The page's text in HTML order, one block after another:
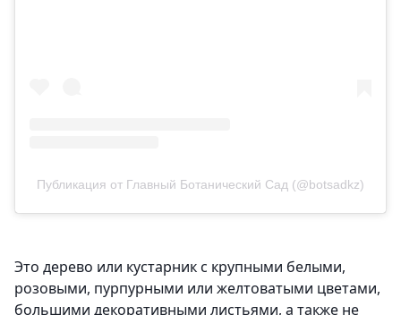
Публикация от Главный Ботанический Сад (@botsadkz)
Это дерево или кустарник с крупными белыми,
розовыми, пурпурными или желтоватыми цветами,
большими декоративными листьями, а также не